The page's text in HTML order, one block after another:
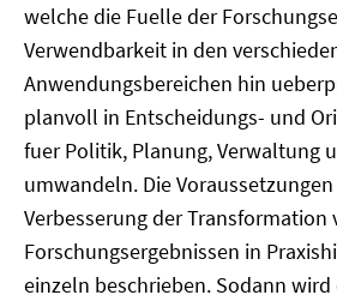
welche die Fuelle der
Verwendbarkeit in den
Anwendungsbereichen hin
planvoll in Entscheidungs- und
fuer Politik, Planung, Verwaltung
umwandeln. Die
Verbesserung der Transformation
Forschungsergebnissen in
einzeln beschrieben. Sodann